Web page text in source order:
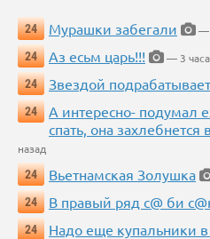
24 Мурашки забегали
—
24
Аз есьм царь!!!
— 3
24
Звездой подрабатывает
24
А интересно- подумал
спать, она захлебнется
назад
24
Вьетнамская Золушка
24
В правый ряд с@ би
24
Надо еще купальники в